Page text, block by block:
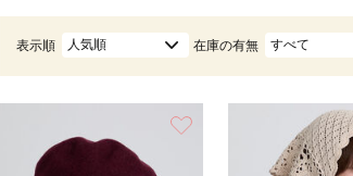
表示順 人気順 在庫の有無 すべて